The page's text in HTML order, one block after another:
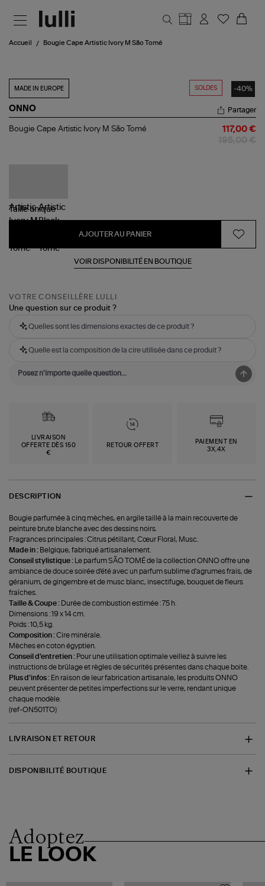
Accueil Bougie Cape Artistic Ivory M São Tomé
SOLDES -40%
MADE IN EUROPE
ONNO
Bougie
Partager
Bougie Cape Artistic Ivory M São Tomé 117,00 €
Tailleunique
AJOUTER AU PANIER
VOIR DISPONIBILITÉ EN BOUTIQUE
VOTRE CONSEILLÈRE LULLI
Une question sur ce produit ?
Quelles sont les dimensions exactes de ce produit ?
Quelle est la composition de la cire utilisée dans ce produit ?
LIVRAISON
OFFERTE DÈS 150
€
RETOUR OFFERT
PAIEMENT EN
3X,4X
DESCRIPTION
Bougie parfumée à cinq mèches, en argile taillé à la main recouverte de
peinture brute blanche avec des dessins noirs.
Fragrances principales : Citrus pétillant, Cœur Floral, Musc.
Made in : Belgique, fabriqué artisanalement.
Conseil stylistique :
Le parfum SÃO TOMÉ de la collection ONNO offre une
ambiance de douce soirée d'été avec un parfum sublime d'agrumes frais, de
géranium, de gingembre et de musc blanc, insectifuge, bouquet de fleurs
fraîches.
Taille & Coupe : Durée de combustion estimée : 75 h.
Dimensions : 19 x 14 cm.
Poids : 10,5 kg.
Composition :Cire minérale.
Mèches en coton égyptien.
Conseil d'entretien : Pour une utilisation optimale veillez à suivre les
instructions de brûlage et règles de sécurités présentes dans chaque boite.
Plus d'infos : En raison de leur fabrication artisanale, les produits ONNO
peuvent présenter de petites imperfections sur le verre, rendant unique
chaque modèle.
(ref-ON501TO)
LIVRAISON ET RETOUR
DISPONIBILITÉ BOUTIQUE
Adoptez
LE LOOK